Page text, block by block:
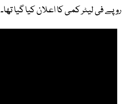
روپے فی لیٹر کمی کا اعلان کیا گیا تھا۔